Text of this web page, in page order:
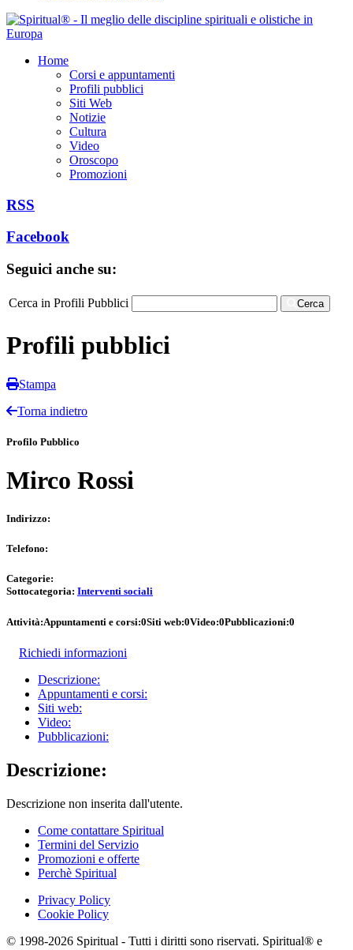
Home
Corsi e appuntamenti
Profili pubblici
Siti Web
Notizie
Cultura
Video
Oroscopo
Promozioni
RSS
Facebook
Seguici anche su:
Cerca in Profili Pubblici Cerca
Profili pubblici
Stampa
Torna indietro
Profilo Pubblico
Mirco Rossi
Indirizzo:
Telefono:
Categorie:
Sottocategoria: Interventi sociali
Attività:Appuntamenti e corsi:0Siti web:0Video:0Pubblicazioni:0
Richiedi informazioni
Descrizione:
Appuntamenti e corsi:
Siti web:
Video:
Pubblicazioni:
Descrizione:
Descrizione non inserita dall'utente.
Come contattare Spiritual
Termini del Servizio
Promozioni e offerte
Perchè Spiritual
Privacy Policy
Cookie Policy
© 1998-2026 Spiritual - Tutti i diritti sono riservati. Spiritual® e